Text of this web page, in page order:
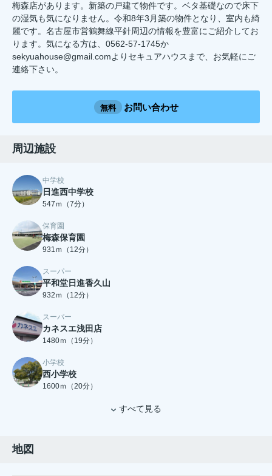
梅森店があります。新築の戸建て物件です。ベタ基礎なので床下
の湿気も気になりません。令和8年3月築の物件となり、室内も綺
麗です。名古屋市営鶴舞線平針周辺の情報を豊富にご紹介してお
ります。気になる方は、0562-57-1745か
sekyuahouse@gmail.comよりセキュアハウスまで、お気軽にご
連絡下さい。
無料 お問い合わせ
周辺施設
中学校
日進西中学校
547ｍ（7分）
保育園
梅森保育園
931ｍ（12分）
スーパー
平和堂日進香久山
932ｍ（12分）
スーパー
カネスエ浅田店
1480ｍ（19分）
小学校
西小学校
1600ｍ（20分）
すべて見る
地図